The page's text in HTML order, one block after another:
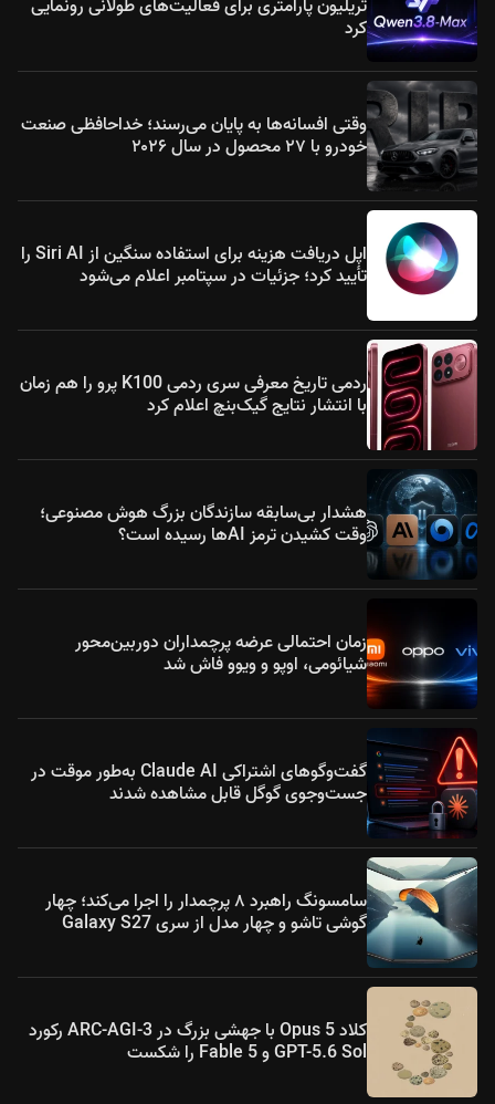
تریلیون پارامتری برای فعالیت‌های طولانی رونمایی
کرد
وقتی افسانه‌ها به پایان می‌رسند؛ خداحافظی صنعت
خودرو با ۲۷ محصول در سال ۲۰۲۶
اپل دریافت هزینه برای استفاده سنگین از Siri AI را
تأیید کرد؛ جزئیات در سپتامبر اعلام می‌شود
ردمی تاریخ معرفی سری ردمی K100 پرو را هم زمان
با انتشار نتایج گیک‌بنچ اعلام کرد
هشدار بی‌سابقه سازندگان بزرگ هوش مصنوعی؛
وقت کشیدن ترمز AIها رسیده است؟
زمان احتمالی عرضه پرچمداران دوربین‌محور
شیائومی، اوپو و ویوو فاش شد
گفت‌وگوهای اشتراکی Claude AI به‌طور موقت در
جست‌وجوی گوگل قابل مشاهده شدند
سامسونگ راهبرد ۸ پرچمدار را اجرا می‌کند؛ چهار
گوشی تاشو و چهار مدل از سری Galaxy S27
کلاد Opus 5 با جهشی بزرگ در ARC-AGI-3 رکورد
GPT-5.6 Sol و Fable 5 را شکست